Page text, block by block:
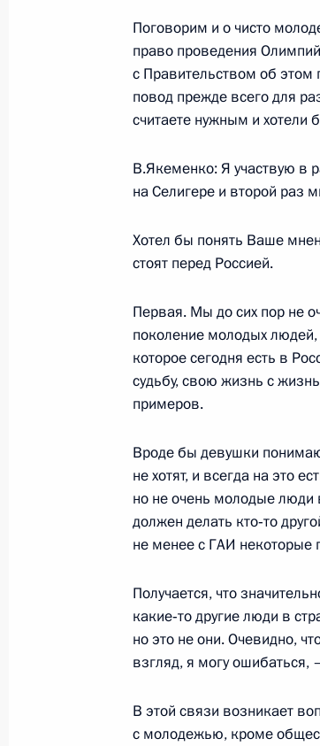
27 июля 2007 года,
послами иностранных
27 июля 2007 года, 16:09
26 июля 2007 года,
Начало рабочей
Сергеем Степашиным
26 июля 2007 года, 19:00
25 июля 2007 года,
Вступительное слово
по вопросу развития
25 июля 2007 года, 19:45
Вступительное слово
по случаю их
и присвоения им высших
Поговорим и о чисто
право проведения
с Правительством об этом
повод прежде всего для
считаете нужным и хотели
В.Якеменко: Я участвую в
на Селигере и второй раз
Хотел бы понять Ваше
стоят перед Россией.
Первая. Мы до сих пор не
поколение молодых
которое сегодня есть в
судьбу, свою жизнь с
примеров.
Вроде бы девушки
не хотят, и всегда на это
но не очень молодые люди
должен делать кто‑то
не менее с ГАИ
Получается, что
какие‑то другие люди в
но это не они. Очевидно,
взгляд, я могу ошибаться,
В этой связи возникает
с молодежью, кроме